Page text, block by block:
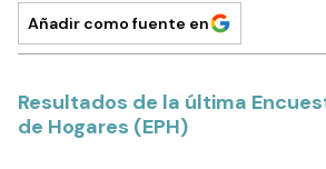
Añadir como fuente en
Resultados de la última
de Hogares (EPH)